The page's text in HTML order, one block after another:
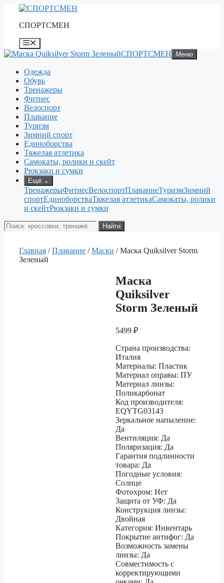
Перейти
содержимому
СПОРТСМЕН
Меню
СПОРТСМЕН Меню
Одежда
Обувь
Тренажеры
Фитнес
Велоспорт
Плавание
Туризм
Зимний спорт
Единоборства
Тяжелая атлетика
Самокаты, ролики и скейт
Рюкзаки и сумки
Ещё ⌄
ТренажерыФитнесВелоспортПлаваниеТуризмЗимний
спортЕдиноборстваТяжелая атлетикаСамокаты, ролики
и скейтРюкзаки и сумки
Поиск
товаров
Найти
Главная /Плавание /Маски / Маска Quiksilver Storm
Зеленый
Маска
Quiksilver
Storm Зеленый
5499₽
Страна производства:
Италия
Материалы: Пластик
Материал оправы: ПУ
Материал линзы:
Поликарбонат
Код производителя:
EQYTG03143
Зеркальное напыление:
Да
Вентиляция: Да
Поляризация: Да
Гарантия подлинности
товара: Да
Погодные условия:
Солнце
Фотохром: Нет
Защита от УФ: Да
Конструкция линзы:
Двойная
Категория: Инвентарь
Покрытие антифог: Да
Возможность замены
линзы: Да
Совместимость с
корректирующими